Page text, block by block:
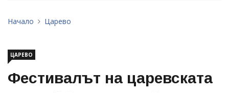
Начало Царево
ЦАРЕВО
Фестивалът на царевската